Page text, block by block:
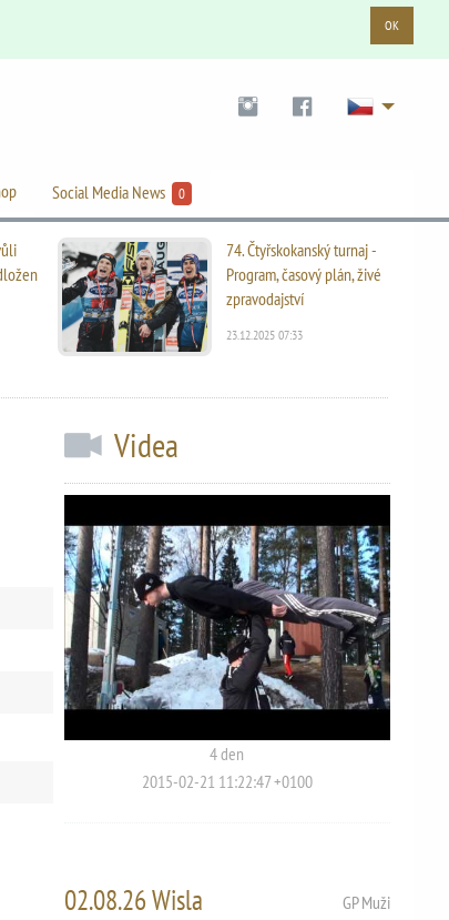
OK
Social Media News 0
74. Čtyřskokanský turnaj -
Program, časový plán, živé
zpravodajství
23.12.2025 07:33
Videa
4 den
2015-02-21 11:22:47 +0100
02.08.26 Wisla GP Muži